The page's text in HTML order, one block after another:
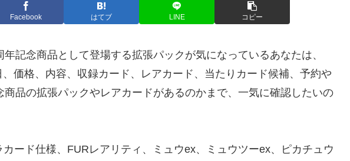
Facebook はてブ LINE コピー
記念商品として登場する拡張パックが気になっているあなたは、
価格、内容、収録カード、レアカード、当たりカード候補、予約や
品の拡張パックやレアカードがあるのかまで、一気に確認したいの
ード仕様、FURレアリティ、ミュウex、ミュウツーex、ピカチュウ